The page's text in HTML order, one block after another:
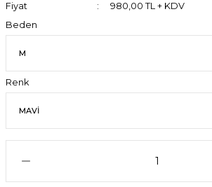
Fiyat
980,00 TL + KDV
Beden
Renk